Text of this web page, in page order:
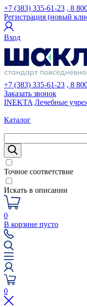
+7 (383) 335-61-23 , 8
Регистрация (новый
Вход
+7 (383) 335-61-23 , 8
Заказать звонок
INEKTA Лечебные
Каталог
Точное соответствие
Искать в описании
0
В корзине пусто
0